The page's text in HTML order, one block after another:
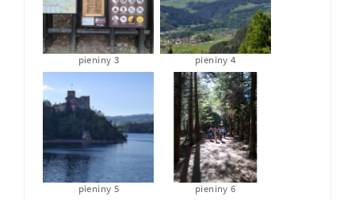
pieniny 3 pieniny 4
pieniny 5 pieniny 6